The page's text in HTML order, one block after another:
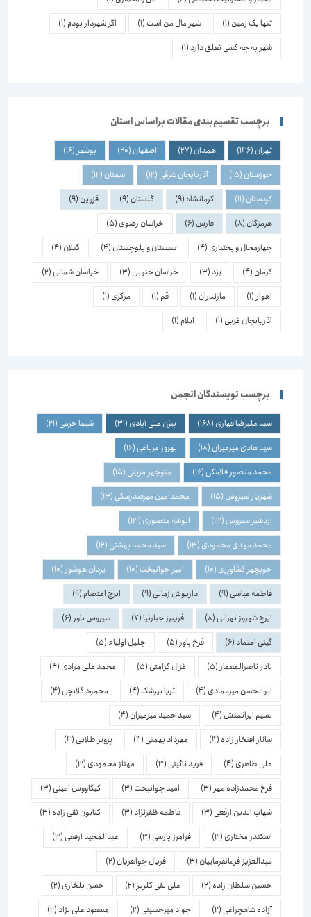
تنها یک زمین(1) شهر مال من است(1) اگر شهردار بودم(1)
شهر به چه کسی تعلق دارد(1)
برچسب تقسیم‌بندی مقالات براساس استان
تهران(146) همدان(27) اصفهان(20) بوشهر(16)
خوزستان(15) آذربایجان شرقی(12) سمنان(12)
کردستان(11) کرمانشاه(9) گلستان(9) قزوین(9)
هرمزگان(8) فارس(6) خراسان رضوی(5)
چهارمحال و بختیاری(4) سیستان و بلوچستان(4) گیلان(4)
کرمان(4)
(3) خراسان جنوبی(3) خراسان شمالی(2)
اهواز(1) مازندران(1)
(1) مرکزی(1)
آذربایجان غربی(1) ایلام(1)
برچسب نویسندگان انجمن
سید علیرضا قهاری(168) بیژن علی آبادی(31) شیما خرمی(21)
سید هادی میرمیران(18) بهروز مرباغی(16)
محمد منصور فلامکی(16) منوچهر مزینی(15)
شهریار سیروس(15) محمدامین میرفندرسکی(13)
اردشیر سیروس(13) انوشه منصوری(13)
محمد مهدی محمودی(13) سید محمد بهشتی(12)
خوبچهر کشاورزی(10) امیر جوانبخت(10) یزدان هوشور(10)
فاطمه عباسی(9) داریوش زمانی(9) ایرج اعتصام(9)
ایرج شهروز تهرانی(8) فریبرز جبارنیا(7) سیروس باور (6)
گیتی اعتماد(6) فرخ باور (5) جلیل اولیاء(5)
نادر ناصرالمعمار(5) غزال کرامتی(5) محمد علی مرادی(4)
ابوالحسن میرعمادی(4) ثریا بیرشک(4) محمود گلابچی(4)
نسیم ایرانمنش(4) سید حمید میرمیران(4)
ساناز افتخار زاده(4) مهرداد بهمنی(4) پرویز طلایی(4)
علی طاهری(4) فرید نائینی(3) مهناز محمودی(3)
فرخ محمدزاده مهر (3) امید جوانبخت(3) کیکاووس امینی(3)
شهاب الدین ارفعی(3) فاطمه ظفرنژاد(3) کتایون تقی زاده(3)
اسكندر مختاری(3) فرامرز پارسی(3) عبدالمجید ارفعی(3)
عبدالعزیز فرمانفرماییان(3) فریال جواهریان(2)
حسین سلطان زاده(2) علی نقی گلریز(2) حسن بلخاری(2)
آزاده شاهچراغی(2) جواد میرحسینی(2) مسعود علی نژاد (2)